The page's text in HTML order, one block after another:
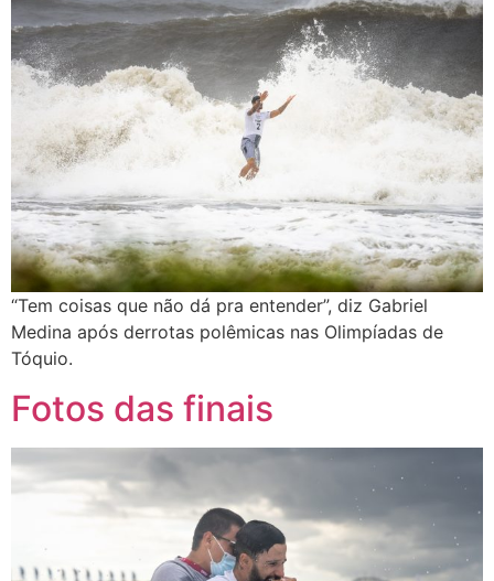
“Tem coisas que não dá pra entender”, diz Gabriel
Medina após derrotas polêmicas nas Olimpíadas de
Tóquio.
Fotos das finais